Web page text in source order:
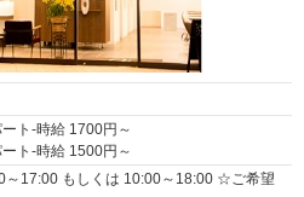
ト-時給 1700円～
ト-時給 1500円～
17:00 もしくは 10:00～18:00 ☆ご希望